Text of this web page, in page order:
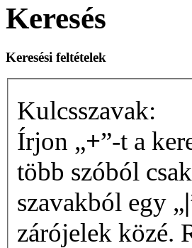
Keresés
Keresési feltételek
Kulcsszavak:
Írjon „+”-t a
több szóból
szavakból egy „|
zárójelek közé.